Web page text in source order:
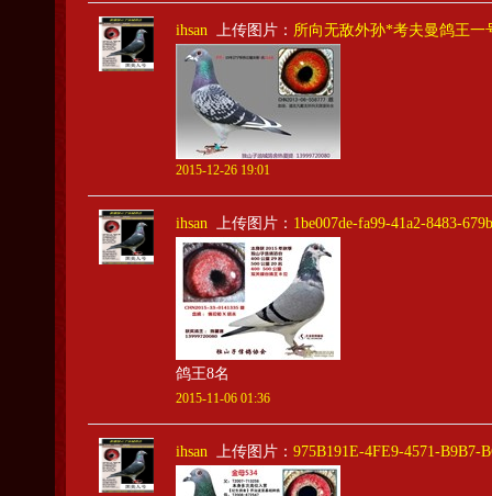
ihsan 上传图片： 所向无敌外孙*考夫曼鸽王一
2015-12-26 19:01
ihsan 上传图片： 1be007de-fa99-41a2-8483-
鸽王8名
2015-11-06 01:36
ihsan 上传图片： 975B191E-4FE9-4571-B9B7-